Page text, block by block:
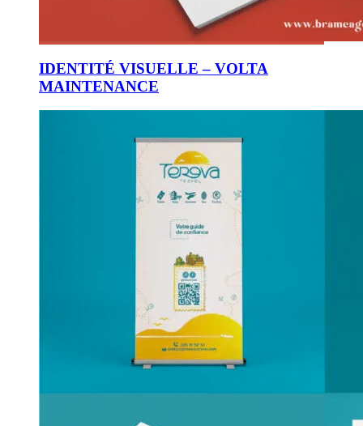
IDENTITÉ VISUELLE – VOLTA
MAINTENANCE